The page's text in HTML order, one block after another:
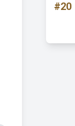
#20